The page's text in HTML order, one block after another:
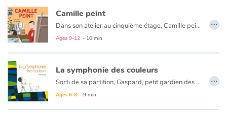
Camille peint
Dans son atelier au cinquième étage, Camille peint chaque jour. Une nouvelle série de peintures naît de la rencontre avec Keiko, une voisine japonaise. "Camille peint" explore la vie quotidienne d’un peintre : d’où lui viennent ses idées ? Comment travaille-t-il ? Une exposition, ça se prépare comment ?
Ages 9-12 - 10 min
…
La symphonie des couleurs
Sorti de sa partition, Gaspard, petit gardien des sons du temps de Mozart, découvre la ville d’aujourd’hui. Gaspard écoute et voit… Au rythme de ses découvertes, musique, sons et couleurs se joignent pour créer des tableaux inspirés d’oeuvres de grands peintres modernes.
Ages 6-8 - 9 min
…